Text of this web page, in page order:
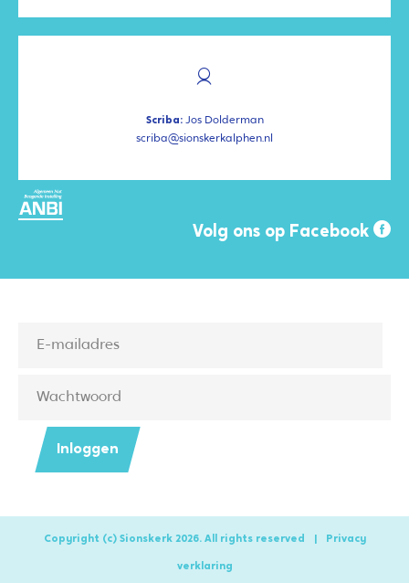
Scriba:Jos Dolderman
scriba@sionskerkalphen.nl
Volg ons op Facebook
Inloggen
Copyright (c) Sionskerk 2026. All rights reserved Privacy
verklaring